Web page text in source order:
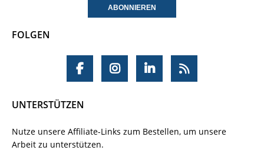
FOLGEN
UNTERSTÜTZEN
Nutze unsere Affiliate-Links zum Bestellen, um unsere
Arbeit zu unterstützen.